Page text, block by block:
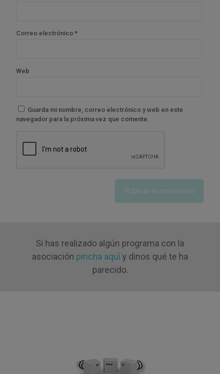
Correo electrónico *
Web
Guarda mi nombre, correo electrónico y web en este
navegador para la próxima vez que comente.
Si has realizado algún programa con la
asociación pincha aquíy dinos qué te ha
parecido.